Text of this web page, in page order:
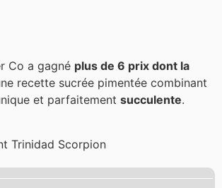
Co a gagné plus de 6 prix dont la
recette sucrée pimentée combinant
et parfaitement succulente.
Trinidad Scorpion